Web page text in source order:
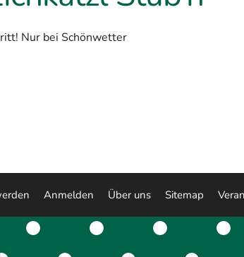
Nur bei Schönwetter
Anmelden Über uns Sitemap